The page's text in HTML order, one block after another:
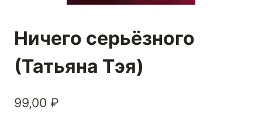
Ничего серьёзного
(Татьяна Тэя)
99,00 ₽